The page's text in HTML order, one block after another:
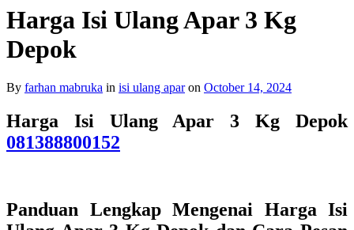
Harga Isi Ulang Apar 3 Kg
Depok
By farhan mabruka in isi ulang aparon October 14, 2024
Harga Isi Ulang Apar 3 Kg Depok
081388800152
Panduan Lengkap Mengenai Harga Isi